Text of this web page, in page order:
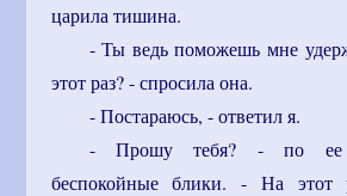
царила тишина.
- Ты ведь поможешь мне
этот раз? - спросила она.
- Постараюсь, - ответил я.
- Прошу тебя? - по ее
беспокойные блики. - На